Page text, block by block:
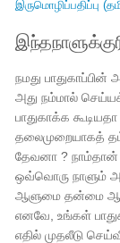
இருமொழிப்பதிப்பு
நமது
அது நம்மால்
பாதுகாக்க
தலைமுறையாகத்
தேவனா ? நாம்தான்
ஒவ்வொரு நாளும்
ஆளுமை தன்மை
எனவே, உங்கள்
எதில் முதலீடு